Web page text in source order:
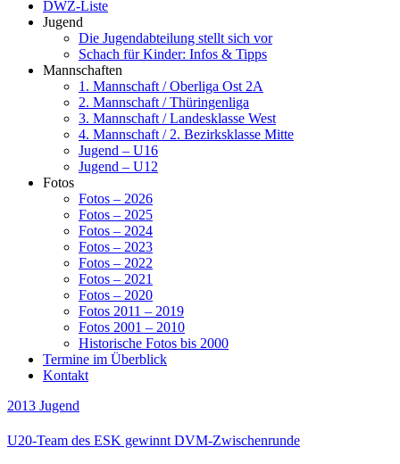
DWZ-Liste
Jugend
Die Jugendabteilung stellt sich vor
Schach für Kinder: Infos & Tipps
Mannschaften
1. Mannschaft / Oberliga Ost 2A
2. Mannschaft / Thüringenliga
3. Mannschaft / Landesklasse West
4. Mannschaft / 2. Bezirksklasse Mitte
Jugend – U16
Jugend – U12
Fotos
Fotos – 2026
Fotos – 2025
Fotos – 2024
Fotos – 2023
Fotos – 2022
Fotos – 2021
Fotos – 2020
Fotos 2011 – 2019
Fotos 2001 – 2010
Historische Fotos bis 2000
Termine im Überblick
Kontakt
2013 Jugend
U20-Team des ESK gewinnt DVM-Zwischenrunde